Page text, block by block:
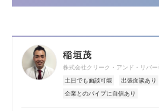
稲垣茂
株式会社クリーク・アンド・リバー
土日でも面談可能
出張面談あり
企業とのパイプに自信あり